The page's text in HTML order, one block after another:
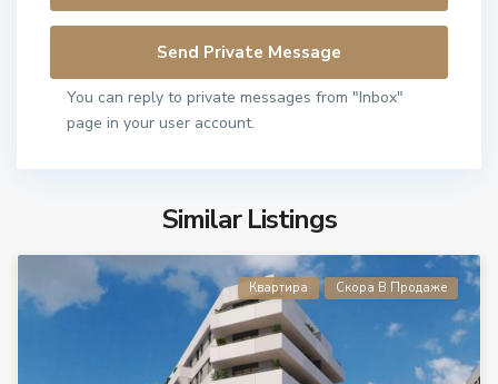
You can reply to private messages from "Inbox"
page in your user account.
Similar Listings
Квартира Скора В Продаже